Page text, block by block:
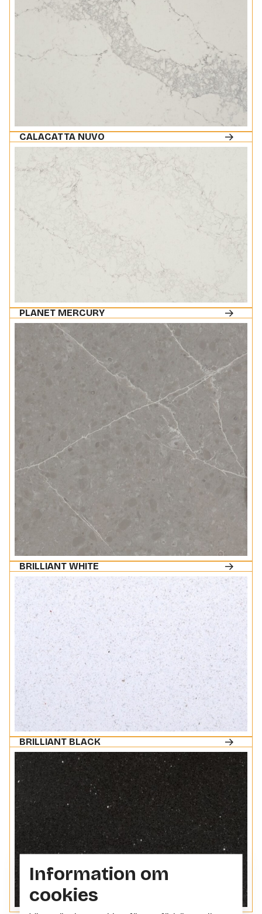
CALACATTA NUVO
PLANET MERCURY
BRILLIANT WHITE
BRILLIANT BLACK
Information om
cookies